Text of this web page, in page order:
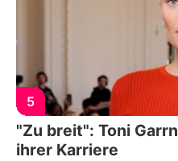
5
"Zu breit": Toni
ihrer Karriere